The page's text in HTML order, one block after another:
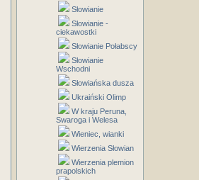
Słowianie
Słowianie -
ciekawostki
Słowianie Połabscy
Słowianie
Wschodni
Słowiańska dusza
Ukraiński Olimp
W kraju Peruna,
Swaroga i Welesa
Wieniec, wianki
Wierzenia Słowian
Wierzenia plemion
prapolskich